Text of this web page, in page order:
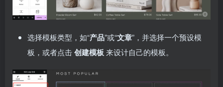
选择模板类型，如“产品”或“文章”，并选择一个预设模
板，或者点击创建模板来设计自己的模板。